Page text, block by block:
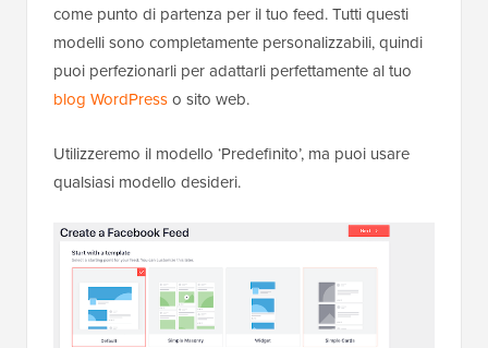
come punto di partenza per il tuo feed. Tutti questi
modelli sono completamente personalizzabili, quindi
puoi perfezionarli per adattarli perfettamente al tuo
blog WordPresso sito web.
Utilizzeremo il modello ‘Predefinito’, ma puoi usare
qualsiasi modello desideri.